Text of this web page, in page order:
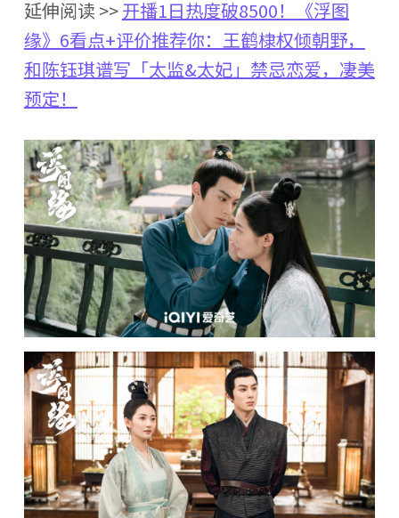
延伸阅读 >>开播1日热度破8500！《浮图
缘》6看点+评价推荐你：王鹤棣权倾朝野，
和陈钰琪谱写「太监&太妃」禁忌恋爱，凄美
预定！